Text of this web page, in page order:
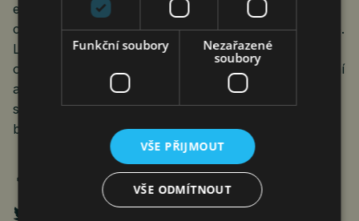
energeticko-klimatický plán. Dokument má definovat
cestu Česka k dekarbonizované a moderní energetice.
Loňský návrh NKEP počítal s tím, že růst podílu
obnovitelných zdrojů by měla táhnout zejména solární
a větrná energetika. Plán také potvrdil odklon ČR od
spalování uhlí do roku 2033. Upravený plán by měl
být hotový do léta.
Funkční soubory
Nezařazené
soubory
VŠE PŘIJMOUT
VŠE ODMÍTNOUT